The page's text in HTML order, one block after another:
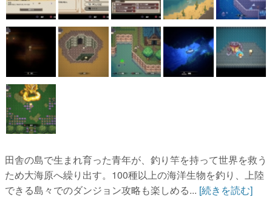
田舎の島で生まれ育った青年が、釣り竿を持って世界を救う
ため大海原へ繰り出す。100種以上の海洋生物を釣り、上陸
AD